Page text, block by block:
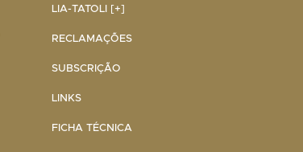
LIA-TATOLI [+]
RECLAMAÇÕES
SUBSCRIÇÃO
LINKS
FICHA TÉCNICA